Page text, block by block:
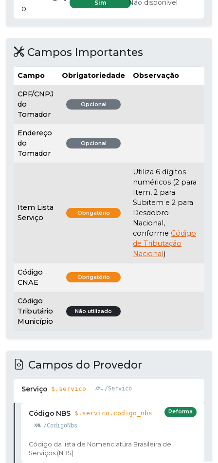
o
Sim Não disponível
Campos Importantes
Campo Obrigatoriedade Observação
CPF/CNPJ
do
Tomador
Opcional
Endereço
do
Tomador
Opcional
Item Lista
Serviço
Obrigatório
Utiliza 6 dígitos
numéricos (2 para
Item, 2 para
Subitem e 2 para
Desdobro
Nacional,
conforme Código
de Tributação
Nacional)
Código
CNAE
Obrigatório
Código
Tributário
Município
Não utilizado
Campos do Provedor
Serviço $.servico /Servico
Código NBS $.servico.codigo_nbs
/CodigoNbs
Reforma
Código da lista de Nomenclatura Brasileira de
Serviços (NBS)